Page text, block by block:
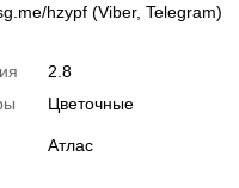
hzypf (Viber, Telegram)
2.8
Цветочные
Атлас